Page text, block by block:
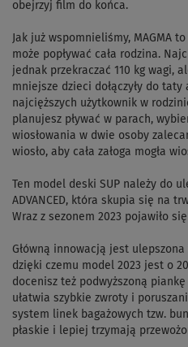
obejrzyj film do końca.
Jak już wspomnieliśmy, MAGMA
może popływać cała rodzina.
jednak przekraczać 110 kg wagi,
mniejsze dzieci dołączyły do
najcięższych użytkownik w
planujesz pływać w parach,
wiosłowania w dwie osoby
wiosło, aby cała załoga mogła
Ten model deski SUP należy do
ADVANCED, która skupia się na
Wraz z sezonem 2023 pojawiło
Główną innowacją jest
dzięki czemu model 2023 jest o
docenisz też podwyższoną piankę
ułatwia szybkie zwroty i
system linek bagażowych tzw.
płaskie i lepiej trzymają